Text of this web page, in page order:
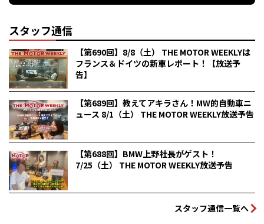
スタッフ通信
【第690回】8/8（土） THE MOTOR WEEKLYは
フランス＆ドイツの新車レポート！【放送予
告】
【第689回】教えてアキラさん！MW的自動車ニ
ュース 8/1（土） THE MOTOR WEEKLY放送予告
【第688回】BMW上野社長がゲスト！
7/25（土） THE MOTOR WEEKLY放送予告
スタッフ通信一覧へ